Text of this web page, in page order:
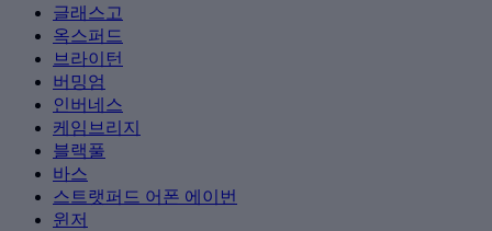
글래스고
옥스퍼드
브라이턴
버밍엄
인버네스
케임브리지
블랙풀
바스
스트랫퍼드 어폰 에이번
윈저